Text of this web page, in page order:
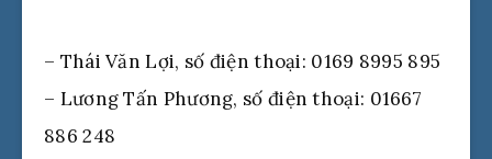
– Thái Văn Lợi, số điện thoại: 0169 8995 895
– Lương Tấn Phương, số điện thoại: 01667
886 248